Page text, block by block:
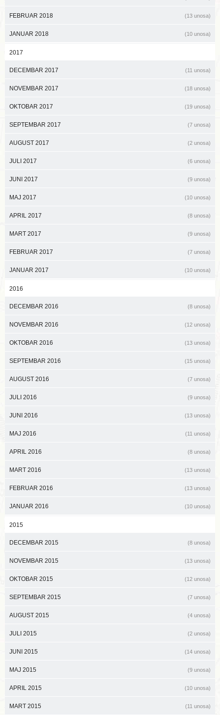
FEBRUAR 2018 (13 unosa)
JANUAR 2018 (10 unosa)
2017
DECEMBAR 2017 (11 unosa)
NOVEMBAR 2017 (18 unosa)
OKTOBAR 2017 (19 unosa)
SEPTEMBAR 2017 (7 unosa)
AUGUST 2017 (2 unosa)
JULI 2017 (6 unosa)
JUNI 2017 (9 unosa)
MAJ 2017 (10 unosa)
APRIL 2017 (8 unosa)
MART 2017 (9 unosa)
FEBRUAR 2017 (7 unosa)
JANUAR 2017 (10 unosa)
2016
DECEMBAR 2016 (8 unosa)
NOVEMBAR 2016 (12 unosa)
OKTOBAR 2016 (13 unosa)
SEPTEMBAR 2016 (15 unosa)
AUGUST 2016 (7 unosa)
JULI 2016 (9 unosa)
JUNI 2016 (13 unosa)
MAJ 2016 (11 unosa)
APRIL 2016 (8 unosa)
MART 2016 (13 unosa)
FEBRUAR 2016 (13 unosa)
JANUAR 2016 (10 unosa)
2015
DECEMBAR 2015 (8 unosa)
NOVEMBAR 2015 (13 unosa)
OKTOBAR 2015 (12 unosa)
SEPTEMBAR 2015 (7 unosa)
AUGUST 2015 (4 unosa)
JULI 2015 (2 unosa)
JUNI 2015 (14 unosa)
MAJ 2015 (9 unosa)
APRIL 2015 (10 unosa)
MART 2015 (11 unosa)